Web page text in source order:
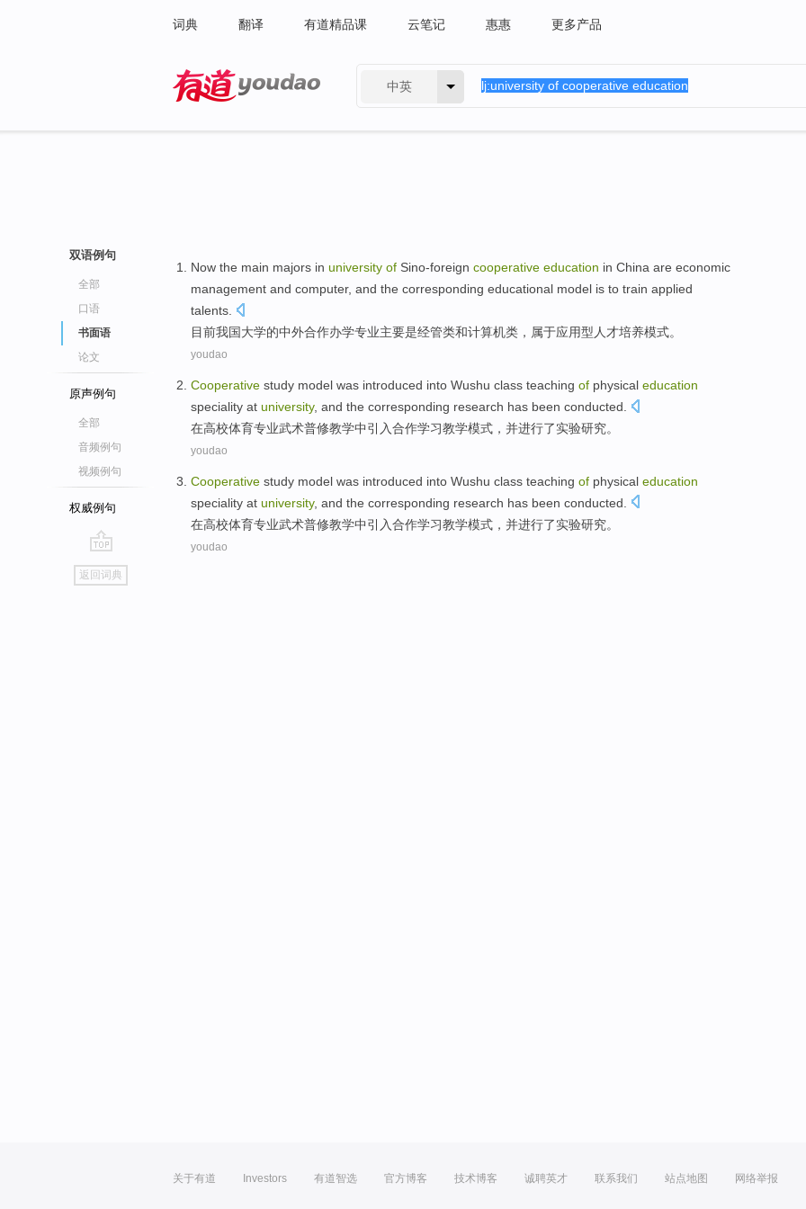
词典 翻译 有道精品课 云笔记 惠惠 更多产品
中英
双语例句
全部
口语
书面语
论文
原声例句
全部
音频例句
视频例句
权威例句
go
top
返回词典
Now the main majors in university of Sino-foreign cooperative education in China are economic
management and computer, and the corresponding educational model is to train applied
talents
目前我国大学的中外合作办学专业主要是经管类和计算机类，属于应用型 人才培养模式。
youdao
Cooperative study model was introduced into Wushu class teaching of physical education
speciality at university, and the corresponding research has been conducted
在高校体育专业武术普修教学中引入合作学习教学模式 ， 并进行了实验研究。
youdao
Cooperative study model was introduced into Wushu class teaching of physical education
speciality at university, and the corresponding research has been conducted
在高校体育专业武术普修教学中引入合作学习教学模式 ， 并进行了实验研究。
youdao
关于有道 Investors 有道智选 官方博客 技术博客 诚聘英才 联系我们 站点地图 网络举报